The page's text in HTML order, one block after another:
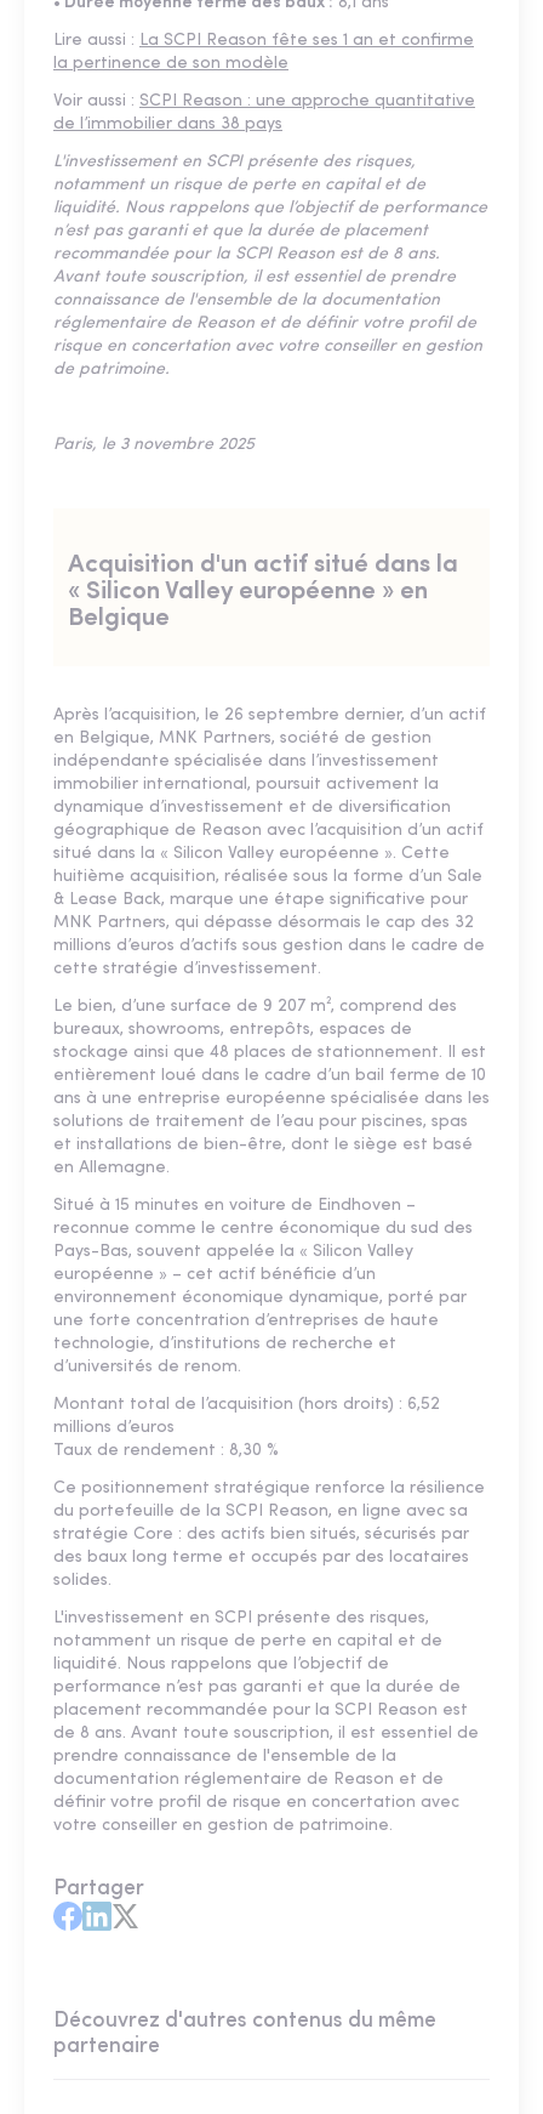
Lire aussi : La SCPI Reason fête ses 1 an et confirme
la pertinence de son modèle
Voir aussi : SCPI Reason : une approche quantitative
de l’immobilier dans 38 pays
L'investissement en SCPI présente des risques,
notamment un risque de perte en capital et de
liquidité. Nous rappelons que l’objectif de performance
n’est pas garanti et que la durée de placement
recommandée pour la SCPI Reason est de 8 ans.
Avant toute souscription, il est essentiel de prendre
connaissance de l'ensemble de la documentation
réglementaire de Reason et de définir votre profil de
risque en concertation avec votre conseiller en gestion
de patrimoine.
Paris, le 3 novembre 2025
Acquisition d'un actif situé dans la
« Silicon Valley européenne » en
Belgique
Après l’acquisition, le 26 septembre dernier, d’un actif
en Belgique, MNK Partners, société de gestion
indépendante spécialisée dans l’investissement
immobilier international, poursuit activement la
dynamique d’investissement et de diversification
géographique de Reason avec l’acquisition d’un actif
situé dans la « Silicon Valley européenne ». Cette
huitième acquisition, réalisée sous la forme d’un Sale
& Lease Back, marque une étape significative pour
MNK Partners, qui dépasse désormais le cap des 32
millions d’euros d’actifs sous gestion dans le cadre de
cette stratégie d’investissement.
Le bien, d’une surface de 9 207 m², comprend des
bureaux, showrooms, entrepôts, espaces de
stockage ainsi que 48 places de stationnement. Il est
entièrement loué dans le cadre d’un bail ferme de 10
ans à une entreprise européenne spécialisée dans les
solutions de traitement de l’eau pour piscines, spas
et installations de bien-être, dont le siège est basé
en Allemagne.
Situé à 15 minutes en voiture de Eindhoven –
reconnue comme le centre économique du sud des
Pays-Bas, souvent appelée la « Silicon Valley
européenne » – cet actif bénéficie d’un
environnement économique dynamique, porté par
une forte concentration d’entreprises de haute
technologie, d’institutions de recherche et
d’universités de renom.
Montant total de l’acquisition (hors droits) : 6,52
millions d’euros
Taux de rendement : 8,30 %
Ce positionnement stratégique renforce la résilience
du portefeuille de la SCPI Reason, en ligne avec sa
stratégie Core : des actifs bien situés, sécurisés par
des baux long terme et occupés par des locataires
solides.
L'investissement en SCPI présente des risques,
notamment un risque de perte en capital et de
liquidité. Nous rappelons que l’objectif de
performance n’est pas garanti et que la durée de
placement recommandée pour la SCPI Reason est
de 8 ans. Avant toute souscription, il est essentiel de
prendre connaissance de l'ensemble de la
documentation réglementaire de Reason et de
définir votre profil de risque en concertation avec
votre conseiller en gestion de patrimoine.
Partager
Découvrez d'autres contenus du même
partenaire